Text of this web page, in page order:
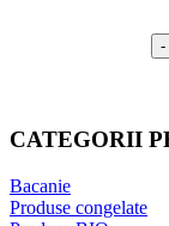
-
CATEGORII
Bacanie
Produse congelate